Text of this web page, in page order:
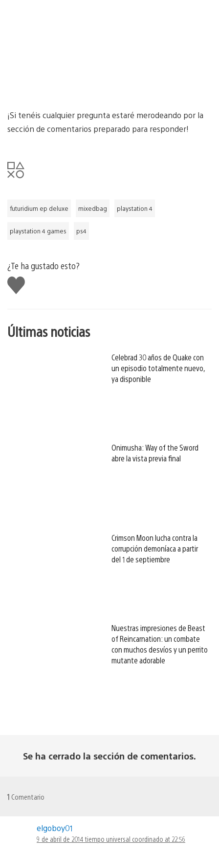
¡Si tenéis cualquier pregunta estaré merodeando por la
sección de comentarios preparado para responder!
futuridium ep deluxe mixedbag playstation 4
playstation 4 games ps4
¿Te ha gustado esto?
Me
gusta
Últimas noticias
Celebrad 30 años de Quake con
un episodio totalmente nuevo,
ya disponible
Onimusha: Way of the Sword
abre la vista previa final
Crimson Moon lucha contra la
corrupción demoníaca a partir
del 1 de septiembre
Nuestras impresiones de Beast
of Reincarnation: un combate
con muchos desvíos y un perrito
mutante adorable
Se ha cerrado la sección de comentarios.
1 Comentario
elgoboy01
9 de abril de 2014 tiempo universal coordinado at 22:56